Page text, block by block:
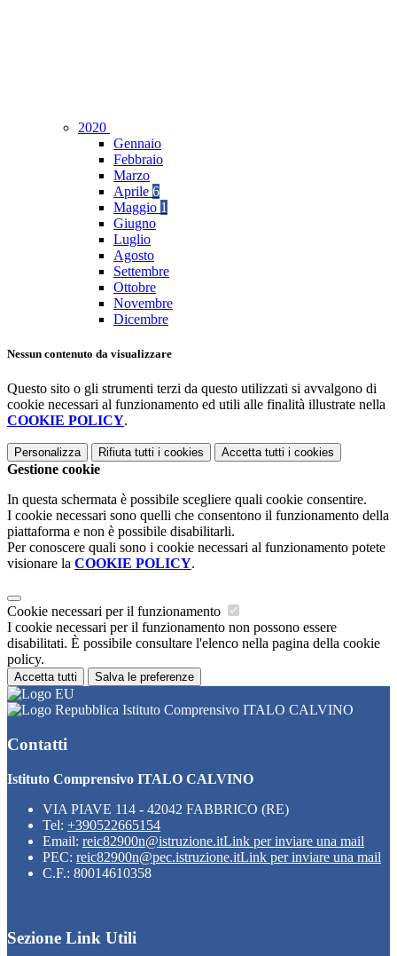
2020
Gennaio
Febbraio
Marzo
Aprile 6
Maggio 1
Giugno
Luglio
Agosto
Settembre
Ottobre
Novembre
Dicembre
Nessun contenuto da visualizzare
Questo sito o gli strumenti terzi da questo utilizzati si avvalgono di
cookie necessari al funzionamento ed utili alle finalità illustrate nella
COOKIE POLICY.
Personalizza Rifiuta tutti i cookies Accetta tutti i cookies
Gestione cookie
In questa schermata è possibile scegliere quali cookie consentire.
I cookie necessari sono quelli che consentono il funzionamento della
piattaforma e non è possibile disabilitarli.
Per conoscere quali sono i cookie necessari al funzionamento potete
visionare la COOKIE POLICY.
Cookie necessari per il funzionamento
I cookie necessari per il funzionamento non possono essere
disabilitati. È possibile consultare l'elenco nella pagina della cookie
policy.
Accetta tutti Salva le preferenze
Istituto Comprensivo ITALO CALVINO
Contatti
Istituto Comprensivo ITALO CALVINO
VIA PIAVE 114 - 42042 FABBRICO (RE)
Tel: +390522665154
Email: reic82900n@istruzione.itLink per inviare una mail
PEC: reic82900n@pec.istruzione.itLink per inviare una mail
C.F.: 80014610358
Sezione Link Utili